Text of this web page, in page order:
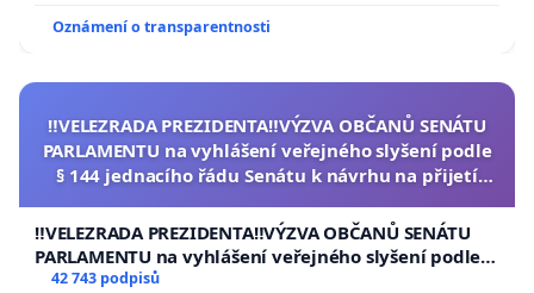
Oznámení o transparentnosti
‼️VELEZRADA PREZIDENTA‼️VÝZVA OBČANŮ SENÁTU
PARLAMENTU na vyhlášení veřejného slyšení podle
§ 144 jednacího řádu Senátu k návrhu na přijetí
republiky
‼️VELEZRADA PREZIDENTA‼️VÝZVA OBČANŮ SENÁTU
PARLAMENTU na vyhlášení veřejného slyšení podle §
144 jednacího řádu Senátu k návrhu na přijetí
42 743 podpisů